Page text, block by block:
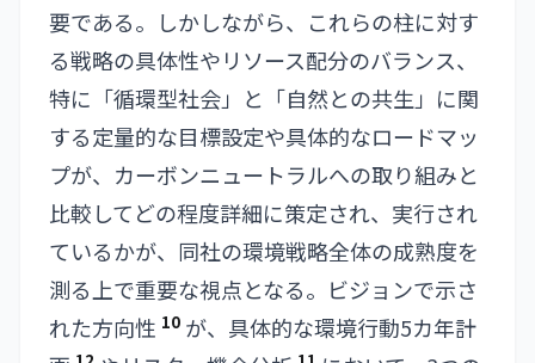
要である。しかしながら、これらの柱に対す
る戦略の具体性やリソース配分のバランス、
特に「循環型社会」と「自然との共生」に関
する定量的な目標設定や具体的なロードマッ
プが、カーボンニュートラルへの取り組みと
比較してどの程度詳細に策定され、実行され
ているかが、同社の環境戦略全体の成熟度を
測る上で重要な視点となる。ビジョンで示さ
れた方向性 10 が、具体的な環境行動5カ年計